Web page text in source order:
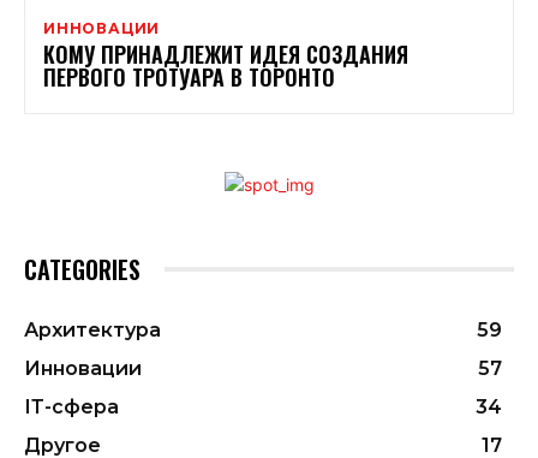
ИННОВАЦИИ
КОМУ ПРИНАДЛЕЖИТ ИДЕЯ СОЗДАНИЯ
ПЕРВОГО ТРОТУАРА В ТОРОНТО
CATEGORIES
Архитектура
59
Инновации
57
ІТ-сфера
34
Другое
17